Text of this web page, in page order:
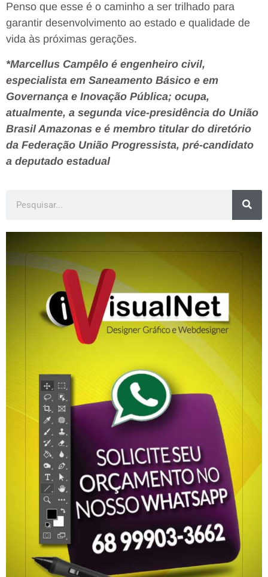
Penso que esse é o caminho a ser trilhado para
garantir desenvolvimento ao estado e qualidade de
vida às próximas gerações.
*Marcellus Campêlo é engenheiro civil,
especialista em Saneamento Básico e em
Governança e Inovação Pública; ocupa,
atualmente, a segunda vice-presidência do União
Brasil Amazonas e é membro titular do diretório
da Federação União Progressista, pré-candidato
a deputado estadual